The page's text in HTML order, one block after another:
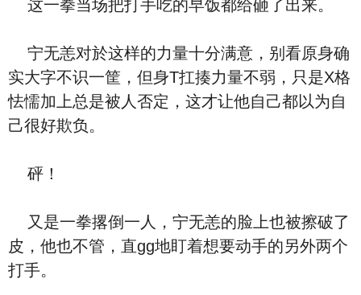
这一拳当场把打手吃的早饭都给砸了出来。
宁无恙对於这样的力量十分满意，别看原身确
实大字不识一筐，但身T扛揍力量不弱，只是X格
怯懦加上总是被人否定，这才让他自己都以为自
己很好欺负。
砰！
又是一拳撂倒一人，宁无恙的脸上也被擦破了
皮，他也不管，直gg地盯着想要动手的另外两个
打手。